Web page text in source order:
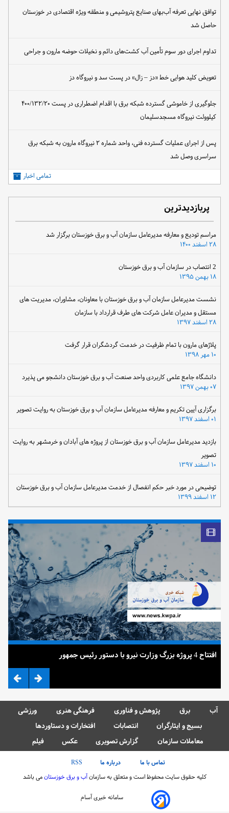
توافق نهایی تعرفه آب‌بهای صنایع پتروشیمی و منطقه ویژه اقتصادی در خوزستان
حاصل شد
تداوم اجرای دور سوم تأمین آب کشت‌های دائم و نخیلات حوضه مارون و جراحی
تعویض کلید هوایی خط «دز – زال» در پست سد و نیروگاه دز
جلوگیری از خاموشی گسترده شبکه برق با اقدام اضطراری در پست ۴۰۰/۱۳۲/۲۰
کیلوولت نیروگاه مسجدسلیمان
پس از اجرای عملیات گسترده فنی، واحد شماره ۲ نیروگاه مارون به شبکه برق
سراسری وصل شد
تمامی اخبار
پربازدیدترین
مراسم تودیع و معارفه مدیرعامل سازمان آب و برق خوزستان برگزار شد
۲۸ اسفند ۱۴۰۰
۱۸ بهمن ۱۳۹۵
نشست مدیرعامل سازمان آب و برق خوزستان با معاونان، مشاوران، مدیریت های
مستقل و مدیران عامل شرکت های طرف قرارداد با سازمان
۲۸ اسفند ۱۳۹۷
پلاژهای مارون با تمام ظرفیت در خدمت گردشگران قرار گرفت
دانشگاه جامع علمی کاربردی واحد صنعت آب و برق خوزستان دانشجو می پذیرد
۰۷ بهمن ۱۳۹۷
برگزاری آیین تکریم و معارفه مدیرعامل سازمان آب و برق خوزستان به روایت تصویر
بازدید مدیرعامل سازمان آب و برق خوزستان از پروژه های آبادان و خرمشهر به روایت
تصویر
توضیحی در مورد خبر حکم انفصال از خدمت مدیرعامل سازمان آب و برق خوزستان
۱۲ اسفند ۱۳۹۹
افتتاح 4 پروژه بزرگ وزارت نیرو با دستور رئیس جمهور
آب برق پژوهش و فناوری فرهنگی هنری
ورزشی
بسیج و ایثارگران
انتصابات
افتخارات و دستاوردها
معاملات سازمان
گزارش تصویری عکس فیلم
تماس با ما درباره ما
RSS
کلیه حقوق سایت محفوظ است و متعلق به سازمانآب و برق خوزستانمی باشد
سامانه خبری آسام